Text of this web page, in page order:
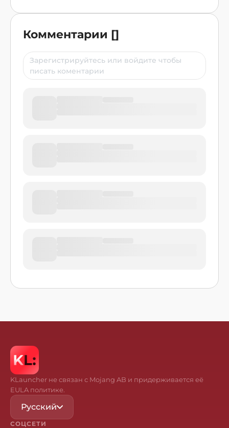
Комментарии []
KLauncher не связан с Mojang AB и придерживается её
EULA политике.
Русский
СОЦСЕТИ